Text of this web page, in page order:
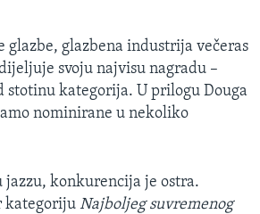
DRŽAVE
glazbe, glazbena industrija večeras
svoju najvisu nagradu –
stotinu kategorija. U prilogu Douga
nominirane u nekoliko
jazzu, konkurencija je ostra.
kategoriju Najboljeg suvremenog